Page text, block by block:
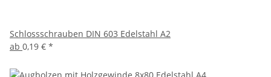
Schlossschrauben DIN 603 Edelstahl A2
ab 0,19 € *